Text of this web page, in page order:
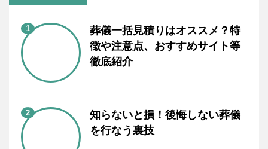
1
葬儀一括見積りはオススメ？特
徴や注意点、おすすめサイト等
徹底紹介
2
知らないと損！後悔しない葬儀
を行なう裏技